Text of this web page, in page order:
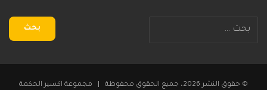
© حقوق النشر 2026، جميع الحقوق محفوظة | مجموعة اكسير الحكمة